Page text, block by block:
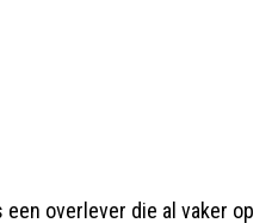
overlever die al vaker op